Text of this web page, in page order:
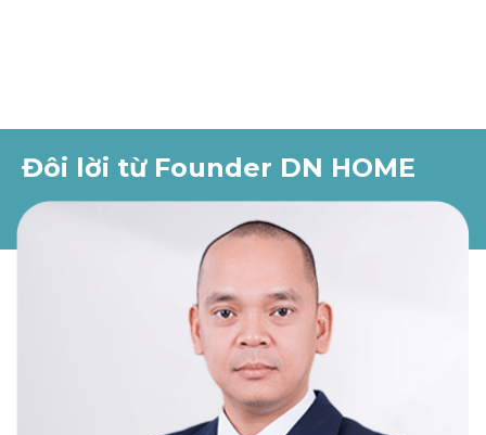
Đôi lời từ Founder DN HOME